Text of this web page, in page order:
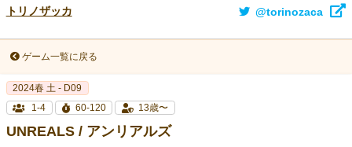
トリノザッカ @torinozaca
ゲーム一覧に戻る
2024春 土 - D09
1-4
60-120 13歳〜
UNREALS / アンリアルズ